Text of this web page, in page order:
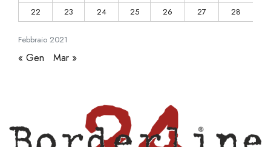
Febbraio 2021
22
23 24 25 26 27 28
« Gen Mar »